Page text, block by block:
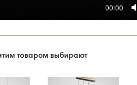
00:00
товаром выбирают